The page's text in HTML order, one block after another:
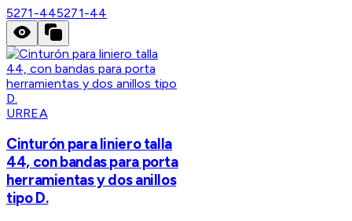
5271-445271-44
URREA
Cinturón para liniero talla
44, con bandas para porta
herramientas y dos anillos
tipo D.